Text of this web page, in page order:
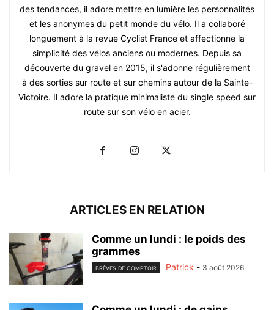
des tendances, il adore mettre en lumière les personnalités
et les anonymes du petit monde du vélo. Il a collaboré
longuement à la revue Cyclist France et affectionne la
simplicité des vélos anciens ou modernes. Depuis sa
découverte du gravel en 2015, il s'adonne régulièrement
à des sorties sur route et sur chemins autour de la Sainte-
Victoire. Il adore la pratique minimaliste du single speed sur
route sur son vélo en acier.
ARTICLES EN RELATION
Comme un lundi : le poids des
grammes
BRÈVES DE COMPTOIR Patrick - 3 août 2026